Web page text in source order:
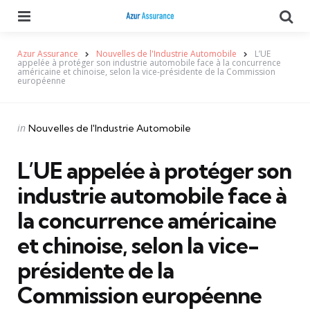
Azur Assurance Nouvelles de l'Industrie Automobile L’UE
appelée à protéger son industrie automobile face à la concurrence
américaine et chinoise, selon la vice-présidente de la Commission
européenne
Categories
Posted
in Nouvelles de l'Industrie Automobile
L’UE appelée à protéger son
industrie automobile face à
la concurrence américaine
et chinoise, selon la vice-
présidente de la
Commission européenne